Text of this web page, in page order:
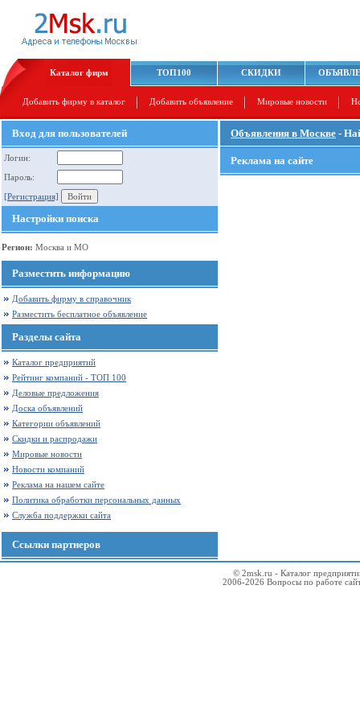
Каталог фирм ТОП100 СКИДКИ
Добавить фирму в каталог Добавить объявление Мировые новости
Вход для пользователей
Логин:
Пароль:
[Регистрация]
Настройки поиска
Регион: Москва и МО
Разместить информацию
Добавить фирму в справочник
Разместить бесплатное объявление
Разделы сайта
Каталог предприятий
Рейтинг компаний - ТОП 100
Деловые предложения
Доска объявлений
Категории объявлений
Скидки и распродажи
Мировые новости
Новости компаний
Реклама на нашем сайте
Политика обработки персональных данных
Служба поддержки сайта
Ссылки партнеров
Объявления в Москве -
Реклама на сайте
© 2msk.ru - Каталог
2006-2026 Вопросы по работе